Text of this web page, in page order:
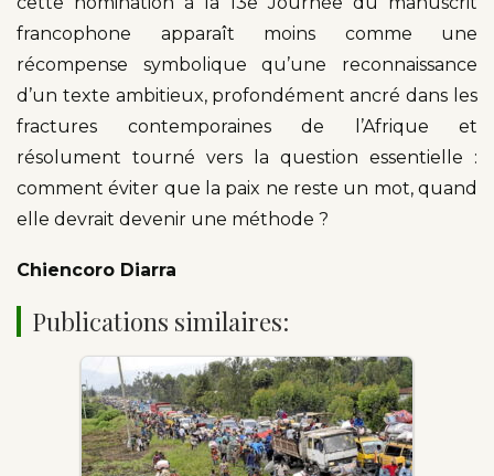
francophone apparaît moins comme une
récompense symbolique qu’une reconnaissance
d’un texte ambitieux, profondément ancré dans les
fractures contemporaines de l’Afrique et
résolument tourné vers la question essentielle :
comment éviter que la paix ne reste un mot, quand
elle devrait devenir une méthode ?
Chiencoro Diarra
Publications similaires: